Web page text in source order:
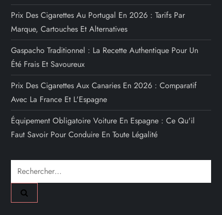
Prix Des Cigarettes Au Portugal En 2026 : Tarifs Par
Marque, Cartouches Et Alternatives
Gaspacho Traditionnel : La Recette Authentique Pour Un
Été Frais Et Savoureux
Prix Des Cigarettes Aux Canaries En 2026 : Comparatif
Avec La France Et L'Espagne
Équipement Obligatoire Voiture En Espagne : Ce Qu'il
Faut Savoir Pour Conduire En Toute Légalité
Rechercher :